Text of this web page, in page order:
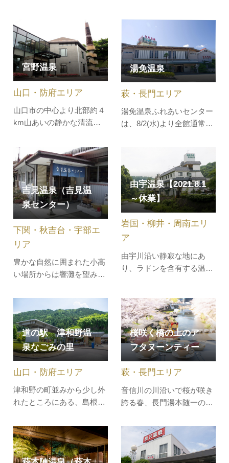
とき。四季折々の自然に清
流のせせらぎ、源泉掛け流
しの湯に採れたての地元食
材、心づくしのおもてなし
で癒されます。石船温泉満
開の桜、まぶしい新緑、紅
葉に雪景色と、鹿野の美し
い四季の…
肌に優しい美人の湯として
親しまれており、露天風呂
は源泉温度(35度)そのまま
を浴槽に入れています。キ
ャンプ場やレストラン、直
売所も隣接…
宮野温泉
山口市の中心より北部約４
km山あいの静かな清流の
泉。山口ふれあい館で入浴
できます。
山口・防府エリア
湯免温泉
湯免温泉ふれあいセンター
は、8/2(水)より全館通常営
(2023.8.2)仙崎湾にそそぐ
三隅川の清流を前にした、
山峡の田園の中にある温
泉。その昔、弘法大師の夢
のお告げで発見されたとい
ういい伝えから「ゆめ温
泉」とも呼ばれ、通常の４
倍ものラジウム含有…
萩・長門エリア
吉見温泉（吉見温
泉センター）
豊かな自然に囲まれた小高
い場所からは響灘を望み、
から、常連客も多数。（送
迎バス有）響灘を眼下に望
む、お湯が自慢の鄙びた温
泉です。銭湯感覚でお気軽
にお立ち寄りください。
下関・秋吉台・宇部エ
リア
由宇温泉【2021.8.1
～休業】
由宇川沿い静寂な地にあ
り、ラドンを含有する温泉
岩国・柳井・周南エリ
ア
道の駅 津和野温
泉なごみの里
津和野の町並みから少し外
れたところにある、島根県
野菜の直売所やレストラ
ン、体験工房竹とんぼでの
竹細工の体験や土人形の色
山口・防府エリア
桜咲く橋の上のア
フタヌーンティー
音信川の川沿いで桜が咲き
誇る春、長門湯本随一のお
しつらえたテーブル席で、
温泉街の春限定スイーツを
たっぷり楽しむアフタヌー
萩・長門エリア